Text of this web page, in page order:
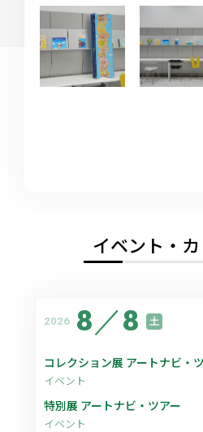
イベント・
2026 8／8 土
コレクション展 アートナビ・
イベント
特別展 アートナビ・ツアー
イベント